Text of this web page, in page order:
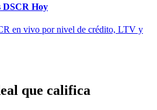
DSCR Hoy
en vivo por nivel de crédito, LTV y
que califica